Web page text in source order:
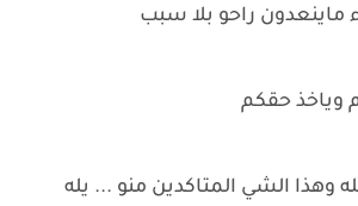
راحو بلا سبب
وياخذ حقكم
وهذا الشي المتاكدين منو ... يله